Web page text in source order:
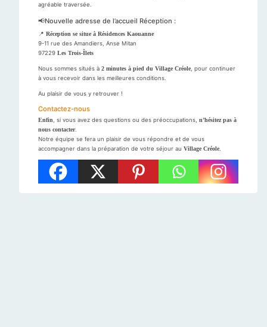
agréable traversée.
📢Nouvelle adresse de l’accueil Réception :
📍 Réception se situe à Résidences Kaouanne
9-11 rue des Amandiers, Anse Mitan
97229 Les Trois-Îlets
Nous sommes situés à 2 minutes à pied du Village Créole , pour continuer
à vous recevoir dans les meilleures conditions.
Au plaisir de vous y retrouver !
Contactez-nous
Enfin , si vous avez des questions ou des préoccupations, n’hésitez pas à
nous contacter.
Notre équipe se fera un plaisir de vous répondre et de vous
accompagner dans la préparation de votre séjour au Village Créole